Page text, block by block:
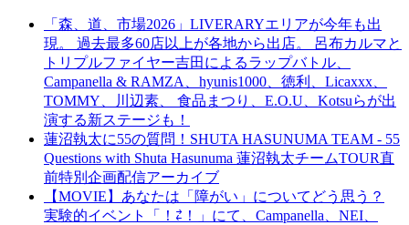
「森、道、市場2026」LIVERARYエリアが今年も出
現。 過去最多60店以上が各地から出店。 呂布カルマと
トリプルファイヤー吉田によるラップバトル、
Campanella & RAMZA、hyunis1000、徳利、Licaxxx、
TOMMY、川辺素、 食品まつり、E.O.U、Kotsuらが出
演する新ステージも！
蓮沼執太に55の質問！SHUTA HASUNUMA TEAM - 55
Questions with Shuta Hasunuma 蓮沼執太チームTOUR直
前特別企画配信アーカイブ
【MOVIE】あなたは「障がい」についてどう思う？
実験的イベント「！⇄！」にて、Campanella、NEI、